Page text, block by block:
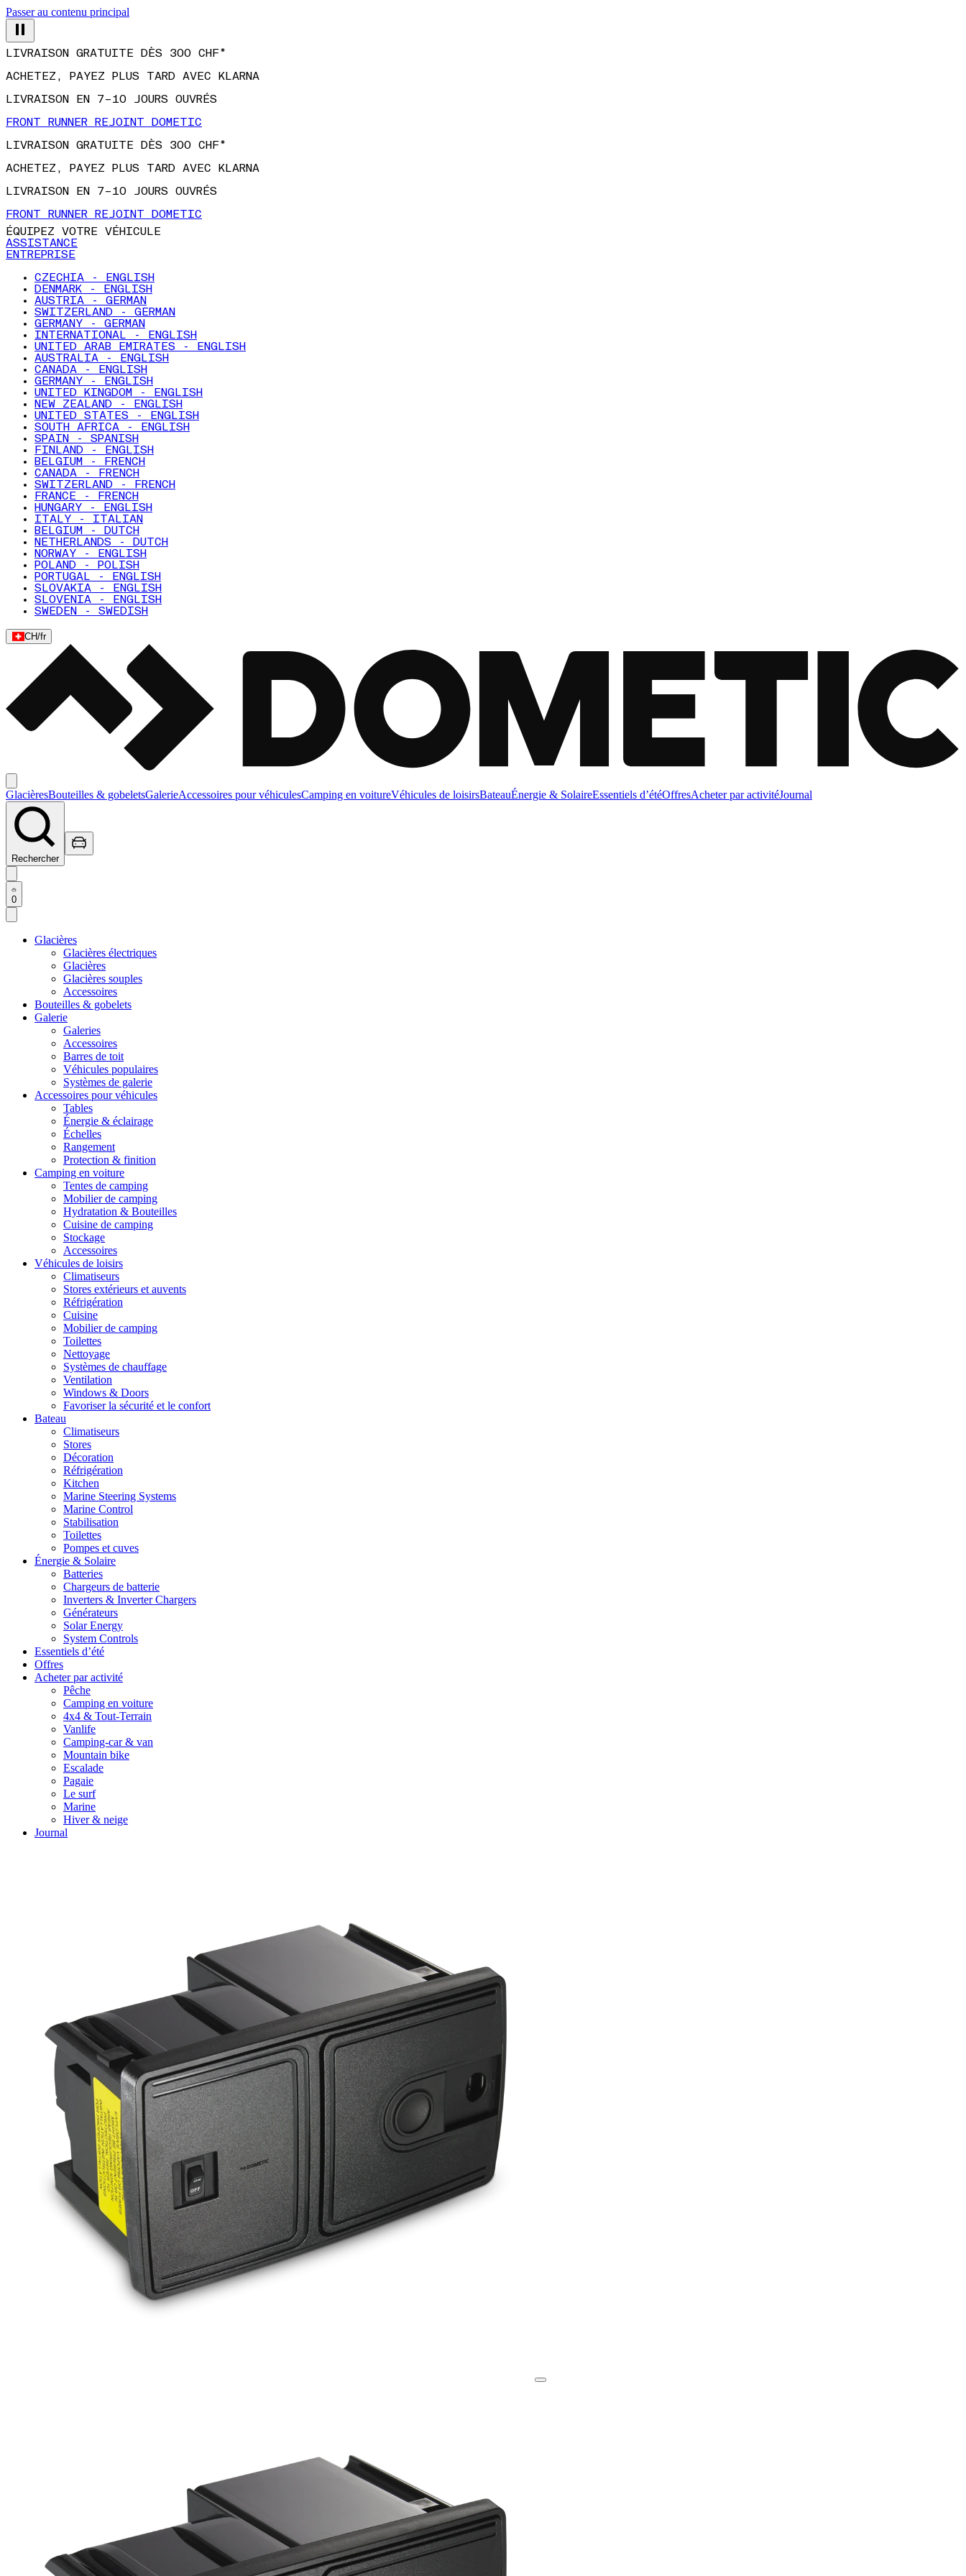
Passer au contenu principal
LIVRAISON GRATUITE DÈS 300 CHF*
ACHETEZ, PAYEZ PLUS TARD AVEC KLARNA
LIVRAISON EN 7–10 JOURS OUVRÉS
FRONT RUNNER REJOINT DOMETIC
LIVRAISON GRATUITE DÈS 300 CHF*
ACHETEZ, PAYEZ PLUS TARD AVEC KLARNA
LIVRAISON EN 7–10 JOURS OUVRÉS
FRONT RUNNER REJOINT DOMETIC
ÉQUIPEZ VOTRE VÉHICULE
ASSISTANCE
ENTREPRISE
CZECHIA - ENGLISH
DENMARK - ENGLISH
AUSTRIA - GERMAN
SWITZERLAND - GERMAN
GERMANY - GERMAN
INTERNATIONAL - ENGLISH
UNITED ARAB EMIRATES - ENGLISH
AUSTRALIA - ENGLISH
CANADA - ENGLISH
GERMANY - ENGLISH
UNITED KINGDOM - ENGLISH
NEW ZEALAND - ENGLISH
UNITED STATES - ENGLISH
SOUTH AFRICA - ENGLISH
SPAIN - SPANISH
FINLAND - ENGLISH
BELGIUM - FRENCH
CANADA - FRENCH
SWITZERLAND - FRENCH
FRANCE - FRENCH
HUNGARY - ENGLISH
ITALY - ITALIAN
BELGIUM - DUTCH
NETHERLANDS - DUTCH
NORWAY - ENGLISH
POLAND - POLISH
PORTUGAL - ENGLISH
SLOVAKIA - ENGLISH
SLOVENIA - ENGLISH
SWEDEN - SWEDISH
CH/fr
GlacièresBouteilles & gobeletsGalerieAccessoires pour véhiculesCamping en voitureVéhicules de loisirsBateauÉnergie & SolaireEssentiels d’étéOffresAcheter par activitéJournal
Rechercher
0
Glacières
Glacières électriques
Glacières
Glacières souples
Accessoires
Bouteilles & gobelets
Galerie
Galeries
Accessoires
Barres de toit
Véhicules populaires
Systèmes de galerie
Accessoires pour véhicules
Tables
Énergie & éclairage
Échelles
Rangement
Protection & finition
Camping en voiture
Tentes de camping
Mobilier de camping
Hydratation & Bouteilles
Cuisine de camping
Stockage
Accessoires
Véhicules de loisirs
Climatiseurs
Stores extérieurs et auvents
Réfrigération
Cuisine
Mobilier de camping
Toilettes
Nettoyage
Systèmes de chauffage
Ventilation
Windows & Doors
Favoriser la sécurité et le confort
Bateau
Climatiseurs
Stores
Décoration
Réfrigération
Kitchen
Marine Steering Systems
Marine Control
Stabilisation
Toilettes
Pompes et cuves
Énergie & Solaire
Batteries
Chargeurs de batterie
Inverters & Inverter Chargers
Générateurs
Solar Energy
System Controls
Essentiels d’été
Offres
Acheter par activité
Pêche
Camping en voiture
4x4 & Tout-Terrain
Vanlife
Camping-car & van
Mountain bike
Escalade
Pagaie
Le surf
Marine
Hiver & neige
Journal